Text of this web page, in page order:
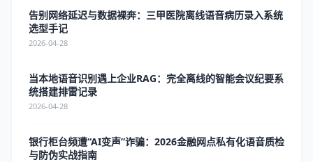
告别网络延迟与数据裸奔：三甲医院离线语音病历录入系统
选型手记
2026-04-28
当本地语音识别遇上企业RAG：完全离线的智能会议纪要系
统搭建排雷记录
2026-04-28
银行柜台频遭“AI变声”诈骗：2026金融网点私有化语音质检
与防伪实战指南